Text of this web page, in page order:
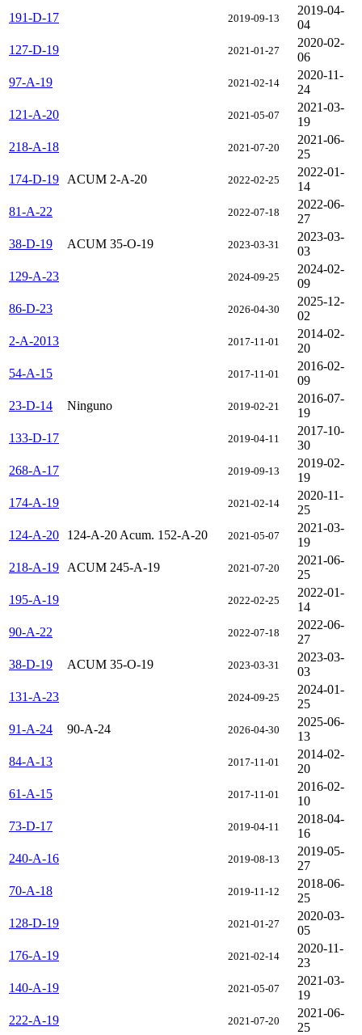
191-D-17
2019-09-13
2019-04-
04
127-D-19
2021-01-27
2020-02-
06
97-A-19
2021-02-14
2020-11-
24
121-A-20
2021-05-07
2021-03-
19
218-A-18
2021-07-20
2021-06-
25
174-D-19
ACUM 2-A-20 2022-02-25
2022-01-
14
81-A-22
2022-07-18
2022-06-
27
38-D-19
ACUM 35-O-19 2023-03-31
2023-03-
03
129-A-23
2024-09-25
2024-02-
09
86-D-23
2026-04-30
2025-12-
02
2-A-2013
2017-11-01
2014-02-
20
54-A-15
2017-11-01
2016-02-
09
23-D-14
Ninguno 2019-02-21
2016-07-
19
133-D-17
2019-04-11
2017-10-
30
268-A-17
2019-09-13
2019-02-
19
174-A-19
2021-02-14
2020-11-
25
124-A-20
124-A-20 Acum. 152-A-20 2021-05-07
2021-03-
19
218-A-19
ACUM 245-A-19 2021-07-20
2021-06-
25
195-A-19
2022-02-25
2022-01-
14
90-A-22
2022-07-18
2022-06-
27
38-D-19
ACUM 35-O-19 2023-03-31
2023-03-
03
131-A-23
2024-09-25
2024-01-
25
91-A-24
90-A-24 2026-04-30
2025-06-
13
84-A-13
2017-11-01
2014-02-
20
61-A-15
2017-11-01
2016-02-
10
73-D-17
2019-04-11
2018-04-
16
240-A-16
2019-08-13
2019-05-
27
70-A-18
2019-11-12
2018-06-
25
128-D-19
2021-01-27
2020-03-
05
176-A-19
2021-02-14
2020-11-
23
140-A-19
2021-05-07
2021-03-
19
222-A-19
2021-07-20
2021-06-
25